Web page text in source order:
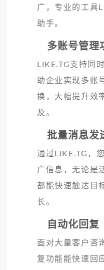
广，专业的工具
助手。
多账号管理
LIKE.TG支持同
助企业实现多账
换，大幅提升效
及。
批量消息发
通过LIKE.TG，
广信息，无论是
都能快速触达目
长。
自动化回复
面对大量客户咨
复功能能快速回